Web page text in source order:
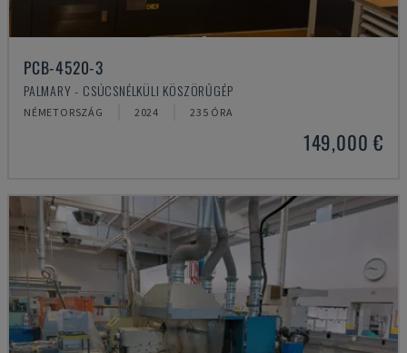
PCB-4520-3
PALMARY - CSÚCSNÉLKÜLI KÖSZÖRŰGÉP
NÉMETORSZÁG 2024 235 ÓRA
149,000 €